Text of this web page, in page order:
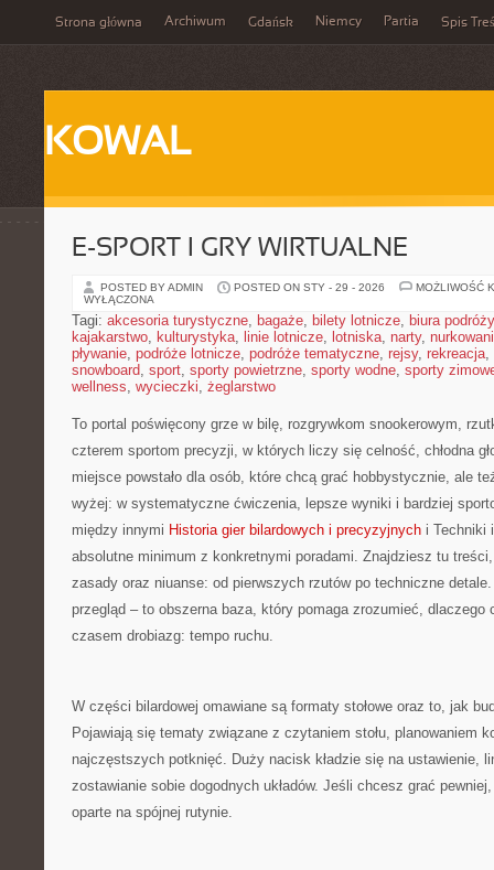
Strona główna Archiwum Gdańsk Niemcy Partia Spis
KOWAL
E-SPORT I GRY WIRTUALNE
POSTED BY ADMIN POSTED ON STY - 29 - 2026
MOŻLIWOŚĆ
WYŁĄCZONA
Tagi: akcesoria turystyczne, bagaże, bilety lotnicze, biura podróży
kajakarstwo, kulturystyka, linie lotnicze, lotniska, narty,
pływanie, podróże lotnicze, podróże tematyczne, rejsy, rekreacja,
snowboard, sport, sporty powietrzne, sporty wodne, sporty
wellness, wycieczki, żeglarstwo
To portal poświęcony grze w bilę, rozgrywkom snookerowym,
czterem sportom precyzji, w których liczy się celność, chłodna
miejsce powstało dla osób, które chcą grać hobbystycznie, ale
wyżej: w systematyczne ćwiczenia, lepsze wyniki i bardziej
między innymi Historia gier bilardowych i precyzyjnych i Techniki
absolutne minimum z konkretnymi poradami. Znajdziesz tu
zasady oraz niuanse: od pierwszych rzutów po techniczne
przegląd – to obszerna baza, który pomaga zrozumieć,
czasem drobiazg: tempo ruchu.
W części bilardowej omawiane są formaty stołowe oraz to, jak
Pojawiają się tematy związane z czytaniem stołu, planowaniem
najczęstszych potknięć. Duży nacisk kładzie się na ustawienie,
zostawianie sobie dogodnych układów. Jeśli chcesz grać
oparte na spójnej rutynie.